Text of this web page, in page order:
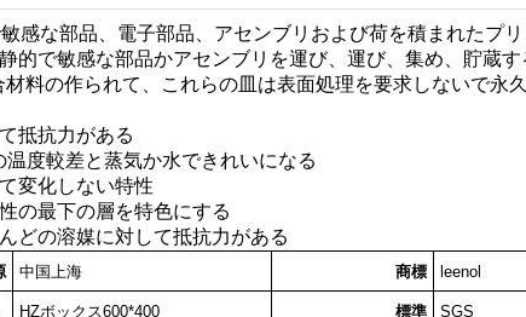
感な部品、電子部品、アセンブリおよび荷を積まれたプ
的で敏感な部品かアセンブリを運び、運び、集め、貯蔵
料の作られて、これらの皿は表面処理を要求しないで永
抵抗力がある
度較差と蒸気か水できれいになる
変化しない特性
の最下の層を特色にする
どの溶媒に対して抵抗力がある
中国上海 商標 leenol
HZボックス600*400 標準 SGS